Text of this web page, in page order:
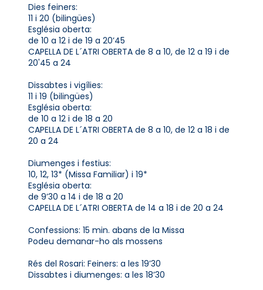
Dies feiners:
11 i 20 (bilingües)
Església oberta:
de 10 a 12 i de 19 a 20’45
CAPELLA DE L´ATRI OBERTA de 8 a 10, de 12 a 19 i de
20'45 a 24
Dissabtes i vigílies:
11 i 19 (bilingües)
Església oberta:
de 10 a 12 i de 18 a 20
CAPELLA DE L´ATRI OBERTA de 8 a 10, de 12 a 18 i de
20 a 24
Diumenges i festius:
10, 12, 13* (Missa Familiar) i 19*
Església oberta:
de 9’30 a 14 i de 18 a 20
CAPELLA DE L´ATRI OBERTA de 14 a 18 i de 20 a 24
Confessions: 15 min. abans de la Missa
Podeu demanar-ho als mossens
Rés del Rosari: Feiners: a les 19’30
Dissabtes i diumenges: a les 18’30